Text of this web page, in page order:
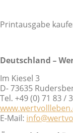
Printausgabe
Deutschland –
Im Kiesel 3
D- 73635
Tel. +49 (0) 71 83 /
E-Mail: